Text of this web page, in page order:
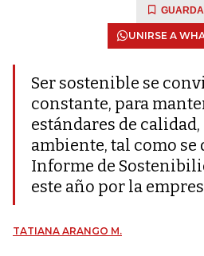
UNIRSE A
Ser sostenible se
constante, para
estándares de
ambiente, tal como se
Informe de
este año por la
TATIANA ARANGO M.